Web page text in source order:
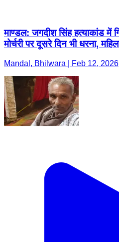
माण्डल: जगदीश सिंह हत्याकांड में
मोर्चरी पर दूसरे दिन भी धरना,
Mandal, Bhilwara | Feb 12, 2026